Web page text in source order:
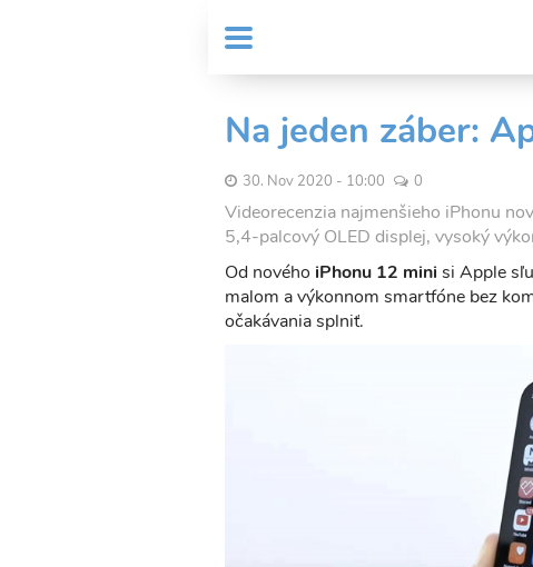
MENU
Header
menu
User
account
Na jeden záber:
30. Nov 2020 - 10:00 0
Videorecenzia najmenšieho iPhonu
5,4-palcový OLED displej, vysoký
Od nového iPhonu 12 mini si Apple
malom a výkonnom smartfóne bez
očakávania splniť.